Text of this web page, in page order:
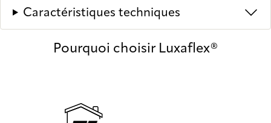
Caractéristiques techniques
Pourquoi choisir Luxaflex®